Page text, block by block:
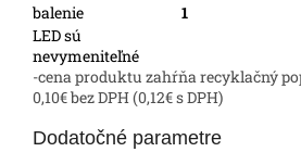
balenie
1
LED sú
nevymeniteľné
-cena produktu zahŕňa recyklačný
0,10€ bez DPH (0,12€ s DPH)
Dodatočné parametre